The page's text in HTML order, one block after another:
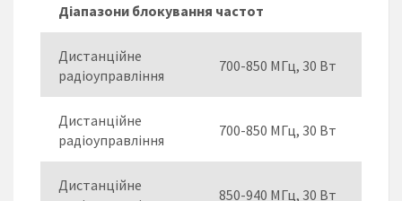
Діапазони блокування частот
Дистанційне
радіоуправління
700-850 МГц, 30 Вт
Дистанційне
радіоуправління
700-850 МГц, 30 Вт
Дистанційне
850-940 МГц, 30 Вт